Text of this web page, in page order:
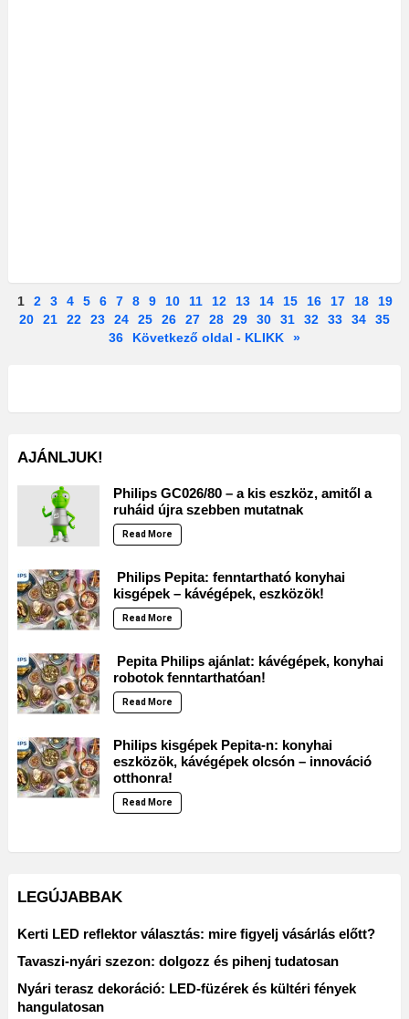
1 2 3 4 5 6 7 8 9 10 11 12 13 14 15 16 17 18
19
20
21 22 23 24 25 26 27 28 29 30 31 32 33 34
35
36
Következő oldal - KLIKK »
AJÁNLJUK!
Philips GC026/80 – a kis eszköz, amitől a
ruháid újra szebben mutatnak
Read More
Philips Pepita: fenntartható konyhai
kisgépek – kávégépek, eszközök!
Read More
Pepita Philips ajánlat: kávégépek, konyhai
robotok fenntarthatóan!
Read More
Philips kisgépek Pepita-n: konyhai
eszközök, kávégépek olcsón – innováció
otthonra!
Read More
LEGÚJABBAK
Kerti LED reflektor választás: mire figyelj vásárlás előtt?
Tavaszi-nyári szezon: dolgozz és pihenj tudatosan
Nyári terasz dekoráció: LED-füzérek és kültéri fények
hangulatosan